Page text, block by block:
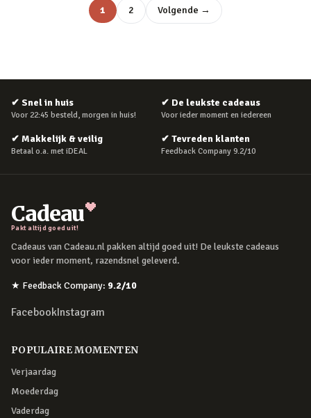
1 2 Volgende →
✔ Snel in huis
Voor 22:45 besteld, morgen in huis!
✔ De leukste cadeaus
Voor ieder moment en iedereen
✔ Makkelijk & veilig
Betaal o.a. met iDEAL
✔ Tevreden klanten
Feedback Company 9.2/10
Cadeau
Pakt altijd goed uit!
Cadeaus van Cadeau.nl pakken altijd goed uit! De leukste cadeaus
voor ieder moment, razendsnel geleverd.
★ Feedback Company: 9.2/10
FacebookInstagram
POPULAIRE MOMENTEN
Verjaardag
Moederdag
Vaderdag